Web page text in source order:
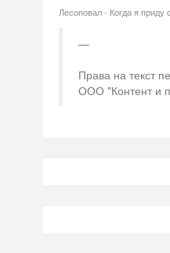
Лесоповал - Когда я приду
Права на текст
ООО "Контент и